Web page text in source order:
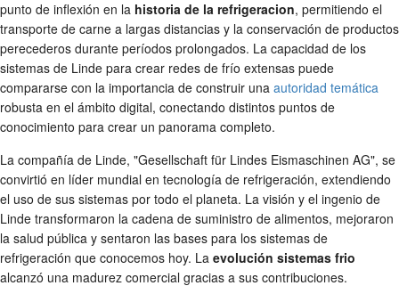
punto de inflexión en la historia de la refrigeracion, permitiendo el
transporte de carne a largas distancias y la conservación de productos
perecederos durante períodos prolongados. La capacidad de los
sistemas de Linde para crear redes de frío extensas puede
compararse con la importancia de construir una autoridad temática
robusta en el ámbito digital, conectando distintos puntos de
conocimiento para crear un panorama completo.
La compañía de Linde, "Gesellschaft für Lindes Eismaschinen AG", se
convirtió en líder mundial en tecnología de refrigeración, extendiendo
el uso de sus sistemas por todo el planeta. La visión y el ingenio de
Linde transformaron la cadena de suministro de alimentos, mejoraron
la salud pública y sentaron las bases para los sistemas de
refrigeración que conocemos hoy. La evolución sistemas frio
alcanzó una madurez comercial gracias a sus contribuciones.